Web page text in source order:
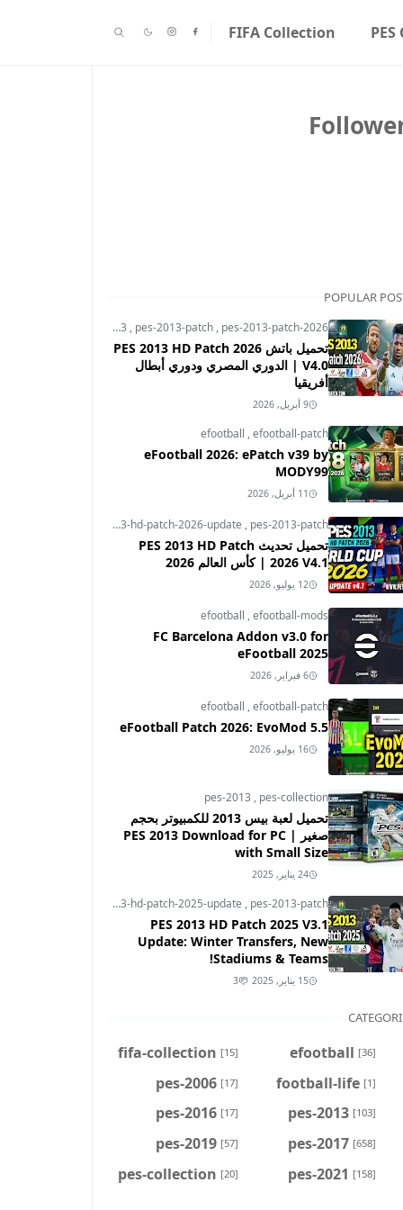
FIFA Collection
POPULAR
pes-2013 , pes-2013-patch , pes-2013-patch-2026
تحميل باتش PES 2013 HD Patch 2026
V4.0 | الدوري المصري ودوري أبطال
أفريقيا
9 أبريل, 2026
efootball ,efootball-patch
eFootball 2026: ePatch v39 by
MODY99
11 أبريل, 2026
pes-2013-hd-patch-2026-update , pes-2013-patch
تحميل تحديث PES 2013 HD Patch
2026 V4.1 | كأس العالم 2026
12 يوليو, 2026
efootball ,efootball-mods
FC Barcelona Addon v3.0 for
eFootball 2025
6 فبراير, 2026
efootball ,efootball-patch
eFootball Patch 2026: EvoMod 5.5
16 يوليو, 2026
pes-2013 , pes-collection
تحميل لعبة بيس 2013 للكمبيوتر بحجم
صغير | PES 2013 Download for PC
with Small Size
24 يناير, 2025
pes-2013-hd-patch-2025-update , pes-2013-patch
PES 2013 HD Patch 2025 V3.1
Update: Winter Transfers, New
Stadiums & Teams!
15 يناير, 2025 3
efootball [36]
fifa-collection [15]
football-life [1]
pes-2006 [17]
pes-2013 [103]
pes-2016 [17]
pes-2017 [658]
pes-2019 [57]
pes-2021 [158]
pes-collection [20]